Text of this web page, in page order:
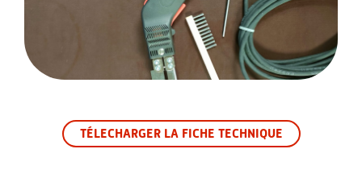
TÉLECHARGER LA FICHE TECHNIQUE